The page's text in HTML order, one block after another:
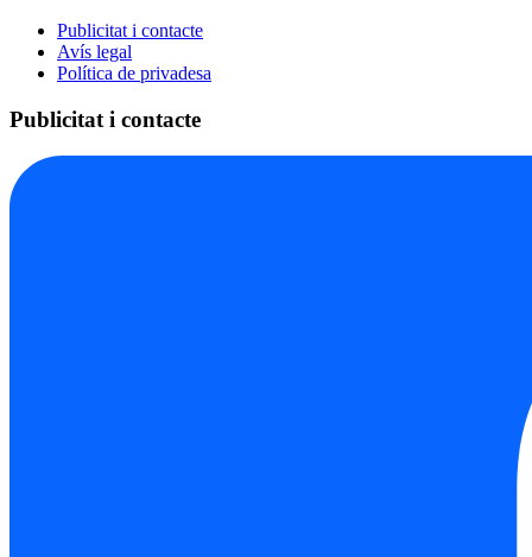
Publicitat i contacte
Avís legal
Política de privadesa
Publicitat i contacte